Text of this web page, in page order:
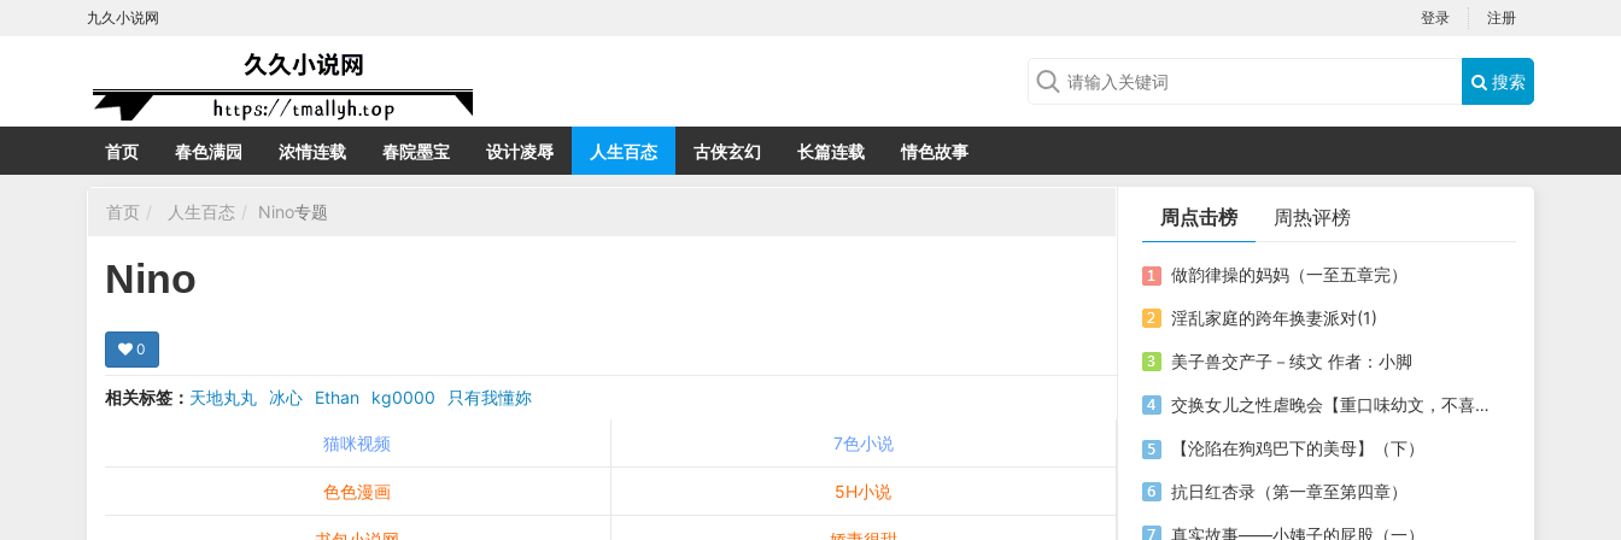
九久小说网 登录 注册
搜索
首页 春色满园 浓情连载 春院墨宝 设计凌辱 人生百态 古侠玄幻 长篇连载 情色故事
首页 人生百态 Nino专题
Nino
0
相关标签： 天地丸丸 冰心 Ethan kg0000 只有我懂妳
猫咪视频 7色小说
色色漫画 5H小说
周点击榜 周热评榜
做韵律操的妈妈（一至五章完）
淫乱家庭的跨年换妻派对(1)
美子兽交产子－续文 作者：小脚
交换女儿之性虐晚会【重口味幼文，不喜者勿入】
【沦陷在狗鸡巴下的美母】（下）
抗日红杏录（第一章至第四章）
真实故事——小姨子的屁股（一）